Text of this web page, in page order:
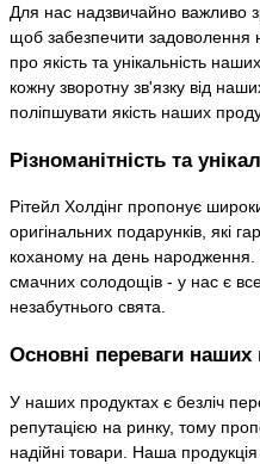
Для нас надзвичайно важливо
щоб забезпечити задоволення
про якість та унікальність
кожну зворотну зв'язку від
поліпшувати якість наших
Різноманітність та
Рітейл Холдінг пропонує
оригінальних подарунків, які
коханому на день народження.
смачних солодощів - у нас є
незабутнього свята.
Основні переваги наших
У наших продуктах є безліч
репутацією на ринку, тому
надійні товари. Наша